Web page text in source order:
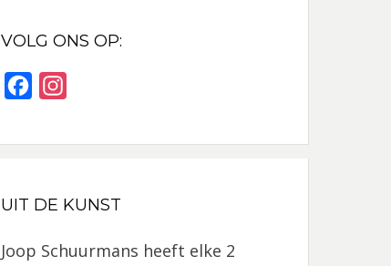
VOLG ONS OP:
c
b
o
s
a
r
UIT DE KUNST
Joop Schuurmans heeft elke 2